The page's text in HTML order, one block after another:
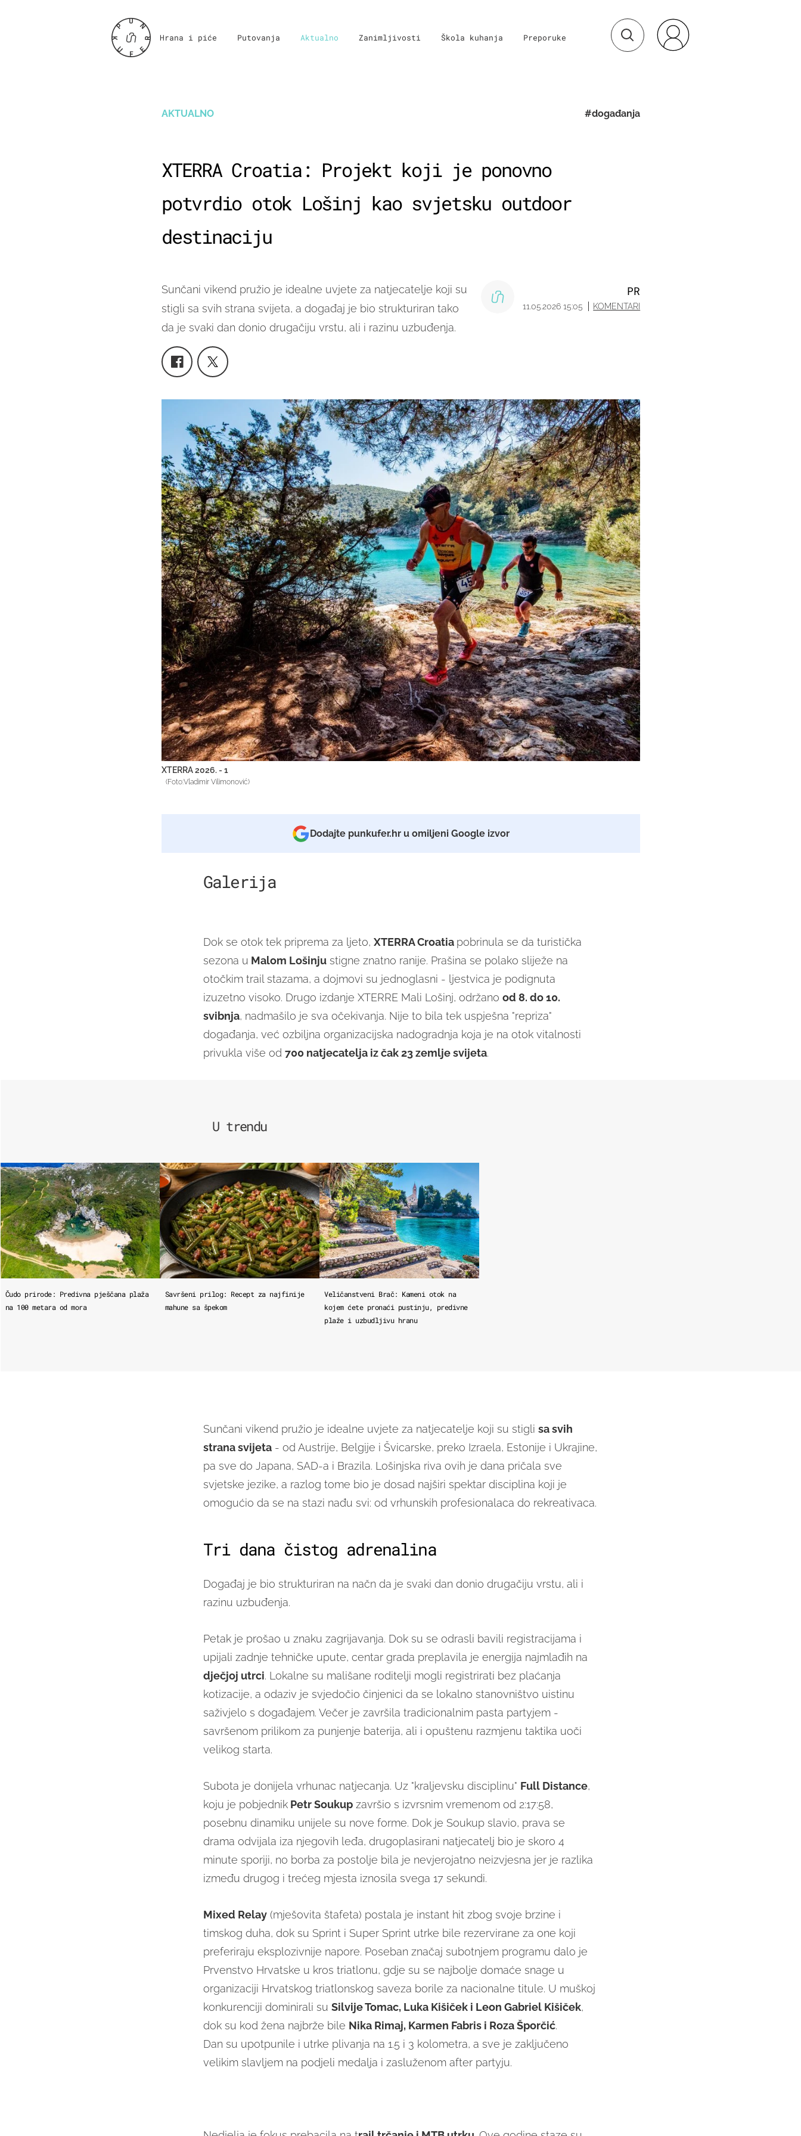
Hrana i piće Putovanja Aktualno Zanimljivosti Škola kuhanja Preporuke
AKTUALNO #događanja
XTERRA Croatia: Projekt koji je ponovno
potvrdio otok Lošinj kao svjetsku outdoor
destinaciju
Sunčani vikend pružio je idealne uvjete za natjecatelje koji su
stigli sa svih strana svijeta, a događaj je bio strukturiran tako
da je svaki dan donio drugačiju vrstu, ali i razinu uzbuđenja.
PR
11.05.2026 15:05 KOMENTARI
XTERRA 2026. - 1
(Foto:Vladimir Vilimonović)
Dodajte punkufer.hr u omiljeni Google izvor
Galerija
Dok se otok tek priprema za ljeto, XTERRA Croatia pobrinula se da turistička
sezona u Malom Lošinjustigne znatno ranije. Prašina se polako sliježe na
otočkim trail stazama, a dojmovi su jednoglasni - ljestvica je podignuta
izuzetno visoko. Drugo izdanje XTERRE Mali Lošinj, održano od 8. do 10.
svibnja, nadmašilo je sva očekivanja. Nije to bila tek uspješna "repriza"
događanja, već ozbiljna organizacijska nadogradnja koja je na otok vitalnosti
privukla više od 700 natjecatelja iz čak 23 zemlje svijeta.
U trendu
Čudo prirode: Predivna pješčana plaža
na 100 metara od mora
Savršeni prilog: Recept za najfinije
mahune sa špekom
Veličanstveni Brač: Kameni otok na
kojem ćete pronaći pustinju, predivne
plaže i uzbudljivu hranu
Sunčani vikend pružio je idealne uvjete za natjecatelje koji su stigli sa svih
strana svijeta- od Austrije, Belgije i Švicarske, preko Izraela, Estonije i Ukrajine,
pa sve do Japana, SAD-a i Brazila. Lošinjska riva ovih je dana pričala sve
svjetske jezike, a razlog tome bio je dosad najširi spektar disciplina koji je
omogućio da se na stazi nađu svi: od vrhunskih profesionalaca do rekreativaca.
Tri dana čistog adrenalina
Događaj je bio strukturiran na načn da je svaki dan donio drugačiju vrstu, ali i
razinu uzbuđenja.
Petak je prošao u znaku zagrijavanja. Dok su se odrasli bavili registracijama i
upijali zadnje tehničke upute, centar grada preplavila je energija najmlađih na
dječjoj utrci. Lokalne su mališane roditelji mogli registrirati bez plaćanja
kotizacije, a odaziv je svjedočio činjenici da se lokalno stanovništvo uistinu
saživjelo s događajem. Večer je završila tradicionalnim pasta partyjem -
savršenom prilikom za punjenje baterija, ali i opuštenu razmjenu taktika uoči
velikog starta.
Subota je donijela vrhunac natjecanja. Uz "kraljevsku disciplinu" Full Distance,
koju je pobjednikPetr Soukupzavršio s izvrsnim vremenom od 2:17:58,
posebnu dinamiku unijele su nove forme. Dok je Soukup slavio, prava se
drama odvijala iza njegovih leđa, drugoplasirani natjecatelj bio je skoro 4
minute sporiji, no borba za postolje bila je nevjerojatno neizvjesna jer je razlika
između drugog i trećeg mjesta iznosila svega 17 sekundi.
Mixed Relay(mješovita štafeta) postala je instant hit zbog svoje brzine i
timskog duha, dok su Sprint i Super Sprint utrke bile rezervirane za one koji
preferiraju eksplozivnije napore. Poseban značaj subotnjem programu dalo je
Prvenstvo Hrvatske u kros triatlonu, gdje su se najbolje domaće snage u
organizaciji Hrvatskog triatlonskog saveza borile za nacionalne titule. U muškoj
konkurenciji dominirali su Silvije Tomac, Luka Kišiček i Leon Gabriel Kišiček,
dok su kod žena najbrže bile Nika Rimaj, Karmen Fabris i Roza Šporčić.
Dan su upotpunile i utrke plivanja na 1.5 i 3 kolometra, a sve je zaključeno
velikim slavljem na podjeli medalja i zasluženom after partyju.